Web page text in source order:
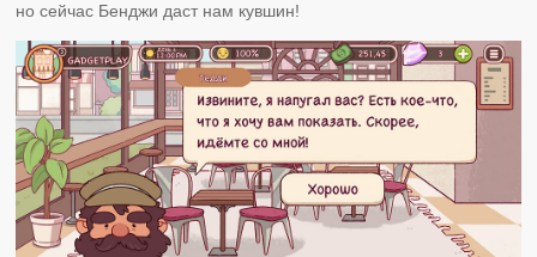
но сейчас Бенджи даст нам кувшин!